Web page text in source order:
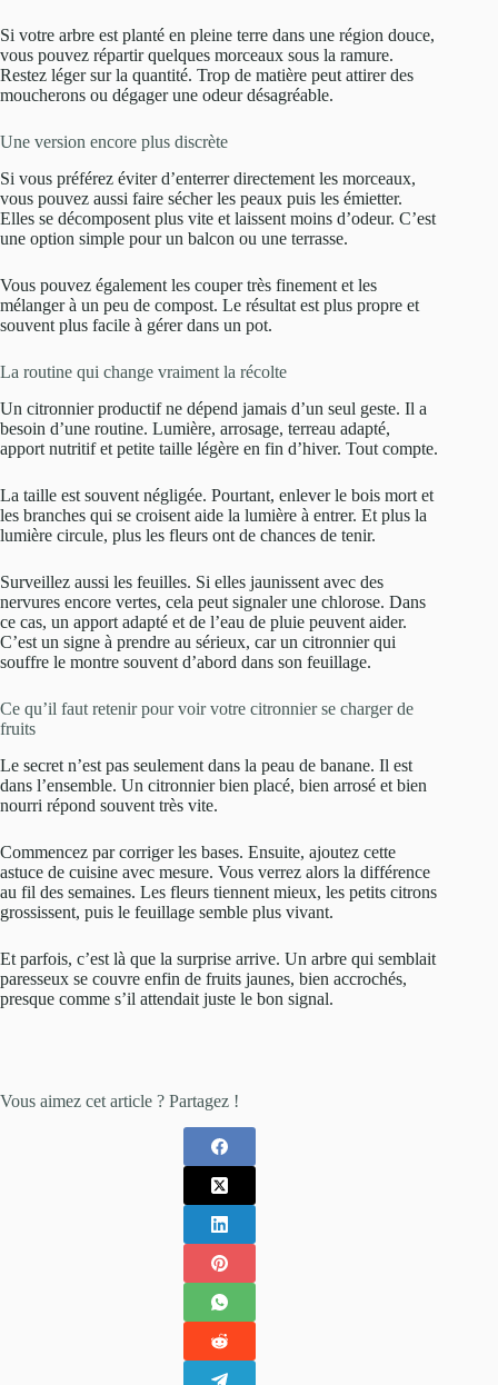
Si votre arbre est planté en pleine terre dans une région douce,
vous pouvez répartir quelques morceaux sous la ramure.
Restez léger sur la quantité. Trop de matière peut attirer des
moucherons ou dégager une odeur désagréable.
Une version encore plus discrète
Si vous préférez éviter d’enterrer directement les morceaux,
vous pouvez aussi faire sécher les peaux puis les émietter.
Elles se décomposent plus vite et laissent moins d’odeur. C’est
une option simple pour un balcon ou une terrasse.
Vous pouvez également les couper très finement et les
mélanger à un peu de compost. Le résultat est plus propre et
souvent plus facile à gérer dans un pot.
La routine qui change vraiment la récolte
Un citronnier productif ne dépend jamais d’un seul geste. Il a
besoin d’une routine. Lumière, arrosage, terreau adapté,
apport nutritif et petite taille légère en fin d’hiver. Tout compte.
La taille est souvent négligée. Pourtant, enlever le bois mort et
les branches qui se croisent aide la lumière à entrer. Et plus la
lumière circule, plus les fleurs ont de chances de tenir.
Surveillez aussi les feuilles. Si elles jaunissent avec des
nervures encore vertes, cela peut signaler une chlorose. Dans
ce cas, un apport adapté et de l’eau de pluie peuvent aider.
C’est un signe à prendre au sérieux, car un citronnier qui
souffre le montre souvent d’abord dans son feuillage.
Ce qu’il faut retenir pour voir votre citronnier se charger de
fruits
Le secret n’est pas seulement dans la peau de banane. Il est
dans l’ensemble. Un citronnier bien placé, bien arrosé et bien
nourri répond souvent très vite.
Commencez par corriger les bases. Ensuite, ajoutez cette
astuce de cuisine avec mesure. Vous verrez alors la différence
au fil des semaines. Les fleurs tiennent mieux, les petits citrons
grossissent, puis le feuillage semble plus vivant.
Et parfois, c’est là que la surprise arrive. Un arbre qui semblait
paresseux se couvre enfin de fruits jaunes, bien accrochés,
presque comme s’il attendait juste le bon signal.
Vous aimez cet article ? Partagez !